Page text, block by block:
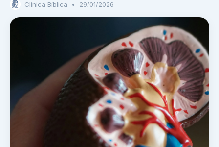
Investigación, Innovación y Docencia
Noticias y blog
Clínica Bíblica • 29/01/2026